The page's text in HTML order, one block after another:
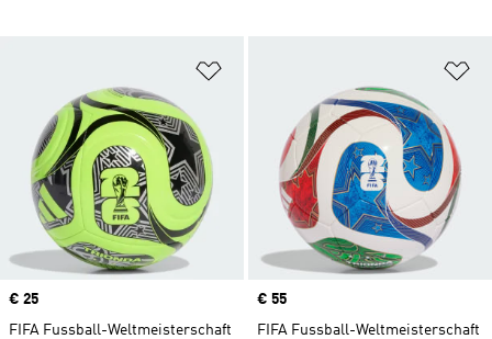
Price
€ 25
FIFA Fussball-Weltmeisterschaft
Price
€ 55
FIFA Fussball-Weltmeisterschaft